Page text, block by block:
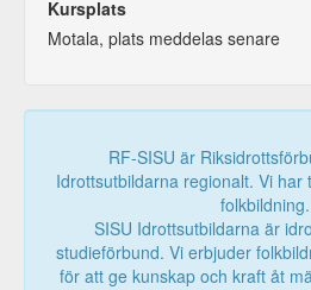
Kursplats
Motala, plats meddelas senare
RF-SISU är
Idrottsutbildarna regionalt. Vi har
folkbildning.
SISU Idrottsutbildarna är
studieförbund. Vi erbjuder
för att ge kunskap och kraft åt